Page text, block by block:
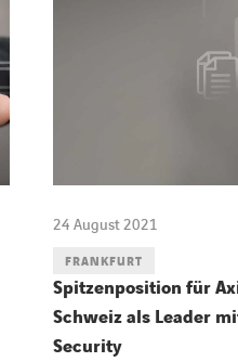
24 August 2021
FRANKFURT
Spitzenposition für
Schweiz als Leader
Security